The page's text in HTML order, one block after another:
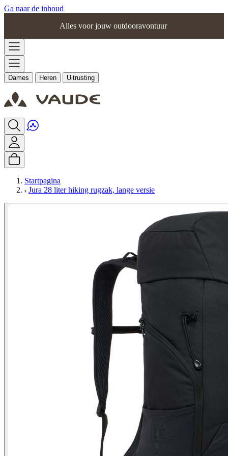
Ga naar de inhoud
Alles voor jouw outdooravontuur
Dames Heren Uitrusting
Startpagina
Jura 28 liter hiking rugzak, lange versie